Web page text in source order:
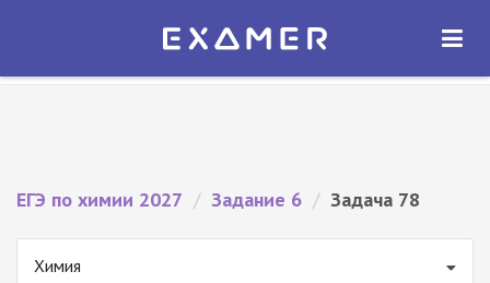
Экзамер — ЕГЭ 2027
ОТКРЫТЬ
ЕГЭ по химии 2027 / Задание 6 / Задача 78
Химия